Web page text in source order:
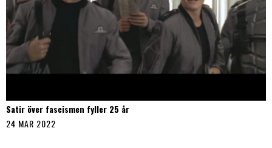
Satir över fascismen fyller 25 år
24 MAR 2022